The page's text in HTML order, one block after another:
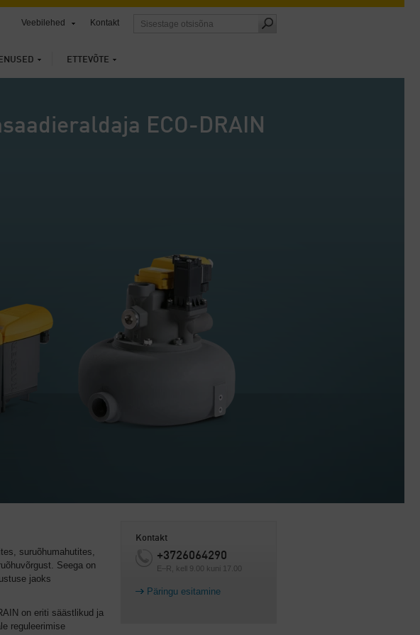
ETTEVÕTE
Veebilehed Kontakt
ECO-DRAIN
suruõhumahutites,
Seega on
jaoks
on eriti säästlikud ja
reguleerimise
Kontakt
+3726064290
E–R, kell 9.00 kuni 17.00
Päringu esitamine